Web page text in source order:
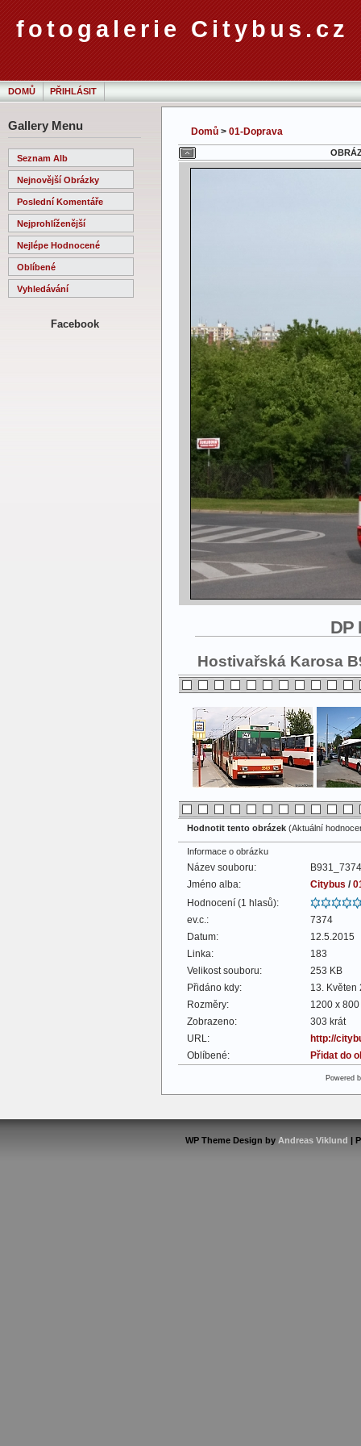
fotogalerie Citybus.cz
DOMŮ PŘIHLÁSIT
Gallery Menu
Seznam Alb
Nejnovější Obrázky
Poslední Komentáře
Nejprohlíženější
Nejlépe Hodnocené
Oblíbené
Vyhledávání
Facebook
Domů > 01-Doprava
DP
Hostivařská Karosa
Hodnotit tento obrázek (Aktuální
Informace o obrázku
Název souboru:
Jméno alba:
Citybus /
Hodnocení (1 hlasů):
ev.c.:
7374
Datum:
12.5.2015
Linka:
183
Velikost souboru:
253 KB
Přidáno kdy:
13. Květen
Rozměry:
1200 x
Zobrazeno:
303 krát
URL:
http://
Oblíbené:
Přidat do
Powered
WP Theme Design by Andreas Viklund |